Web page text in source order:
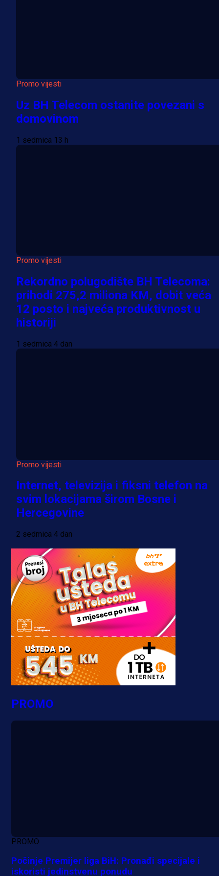
Promo vijesti
Uz BH Telecom ostanite povezani s
domovinom
1 sedmica 13 h
Promo vijesti
Rekordno polugodište BH Telecoma:
prihodi 275,2 miliona KM, dobit veća
12 posto i najveća produktivnost u
historiji
1 sedmica 4 dan
Promo vijesti
Internet, televizija i fiksni telefon na
svim lokacijama širom Bosne i
Hercegovine
2 sedmica 4 dan
PROMO
PROMO
Počinje Premijer liga BiH: Pronađi specijale i
iskoristi jedinstvenu ponudu